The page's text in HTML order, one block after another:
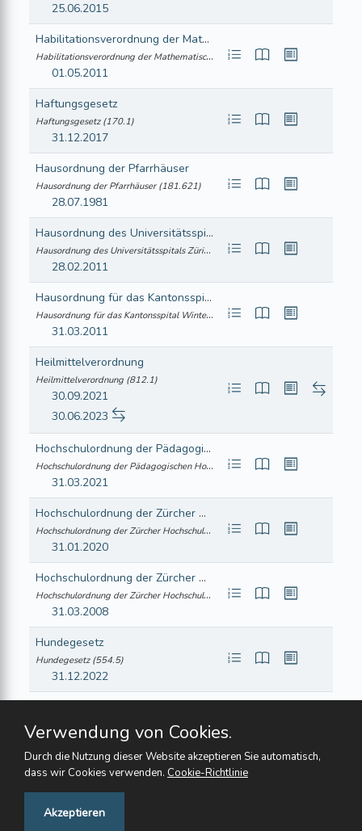
25.06.2015
Habilitationsverordnung der Mathematisch-naturwissenschaftlichen Fakultät der Universität Zürich
Habilitationsverordnung der Mathematisch-naturwissenschaftlichen Fakultät der Univer... (415.466)
01.05.2011
Haftungsgesetz
Haftungsgesetz (170.1)
31.12.2017
Hausordnung der Pfarrhäuser
Hausordnung der Pfarrhäuser (181.621)
28.07.1981
Hausordnung des Universitätsspitals Zürich
Hausordnung des Universitätsspitals Zürich (813.151.5)
28.02.2011
Hausordnung für das Kantonsspital Winterthur
Hausordnung für das Kantonsspital Winterthur (813.161.5)
31.03.2011
Heilmittelverordnung
Heilmittelverordnung (812.1)
30.09.2021
30.06.2023
Hochschulordnung der Pädagogischen Hochschule Zürich
Hochschulordnung der Pädagogischen Hochschule Zürich (414.410)
31.03.2021
Hochschulordnung der Zürcher Hochschule der Künste
Hochschulordnung der Zürcher Hochschule der Künste (414.261)
31.01.2020
Hochschulordnung der Zürcher Hochschule für Angewandte Wissenschaften
Hochschulordnung der Zürcher Hochschule für Angewandte Wissenschaften (414.251)
31.03.2008
Hundegesetz
Hundegesetz (554.5)
31.12.2022
Hundeverordnung (554.51)
31.10.2013
Verwendung von Cookies.
Durch die Nutzung dieser Website akzeptieren Sie automatisch,
dass wir Cookies verwenden. Cookie-Richtlinie
Akzeptieren